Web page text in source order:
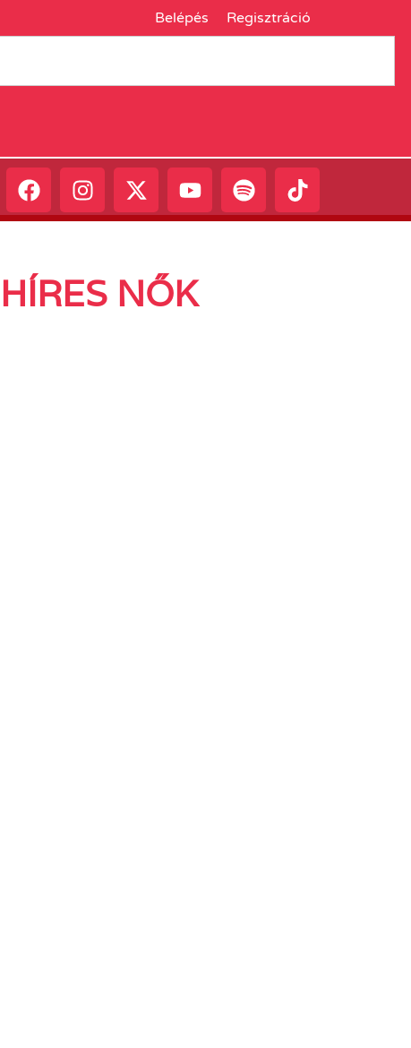
Belépés Regisztráció
NŐK